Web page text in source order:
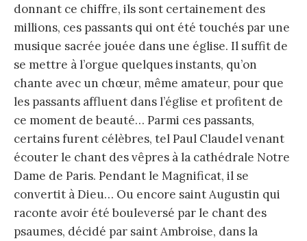
donnant ce chiffre, ils sont certainement des
millions, ces passants qui ont été touchés par une
musique sacrée jouée dans une église. Il suffit de
se mettre à l’orgue quelques instants, qu’on
chante avec un chœur, même amateur, pour que
les passants affluent dans l’église et profitent de
ce moment de beauté… Parmi ces passants,
certains furent célèbres, tel Paul Claudel venant
écouter le chant des vêpres à la cathédrale Notre
Dame de Paris. Pendant le Magnificat, il se
convertit à Dieu… Ou encore saint Augustin qui
raconte avoir été bouleversé par le chant des
psaumes, décidé par saint Ambroise, dans la